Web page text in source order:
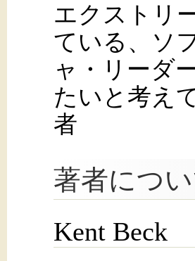
エクストリ
ている、ソ
ャ・リーダ
たいと考え
者
著者につ
Kent Beck